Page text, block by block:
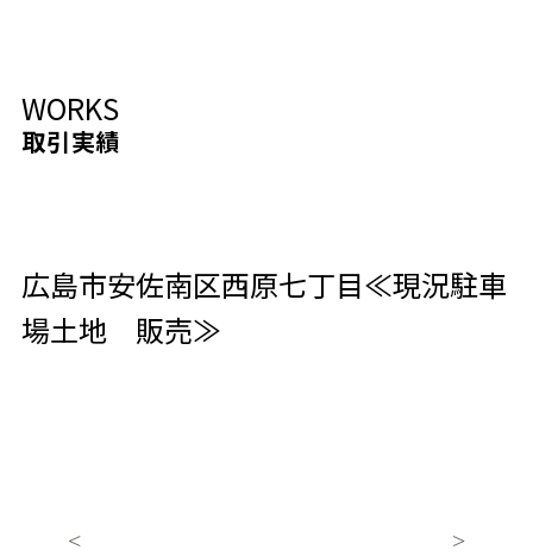
WORKS
取引実績
広島市安佐南区西原七丁目≪現況駐車
場土地 販売≫